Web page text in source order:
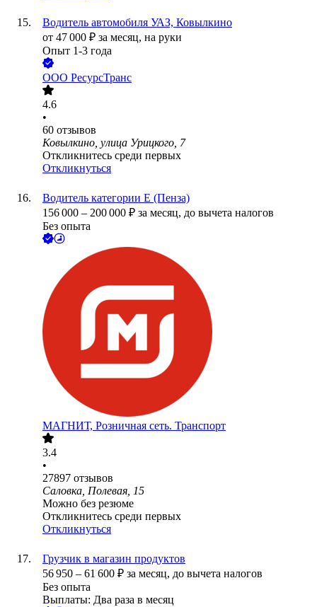
Водитель автомобиля УАЗ, Ковылкино
от 47 000 ₽ за месяц, на руки
Опыт 1-3 года
ООО РесурсТранс
4.6
•
60 отзывов
Ковылкино, улица Урицкого, 7
Откликнитесь среди первых
Откликнуться
Водитель категории Е (Пенза)
156 000 – 200 000 ₽ за месяц, до вычета налогов
Без опыта
МАГНИТ, Розничная сеть. Транспорт
3.4
•
27897 отзывов
Саловка, Полевая, 15
Можно без резюме
Откликнитесь среди первых
Откликнуться
Грузчик в магазин продуктов
56 950 – 61 600 ₽ за месяц, до вычета налогов
Без опыта
Выплаты: Два раза в месяц